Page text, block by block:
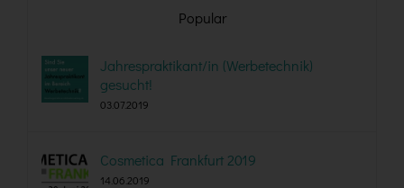
Popular
Jahrespraktikant/in (Werbetechnik)
gesucht!
03.07.2019
Cosmetica Frankfurt 2019
14.06.2019